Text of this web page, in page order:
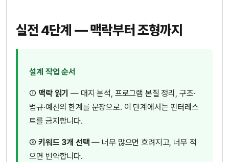
실전 4단계 — 맥락부터 조형까지
설계 작업 순서
① 맥락 읽기 — 대지 분석, 프로그램 본질 정리, 구조·
법규·예산의 한계를 문장으로. 이 단계에서는 핀터레스
트를 금지합니다.
②키워드 3개 선택 — 너무 많으면 흐려지고, 너무 적
으면 빈약합니다.